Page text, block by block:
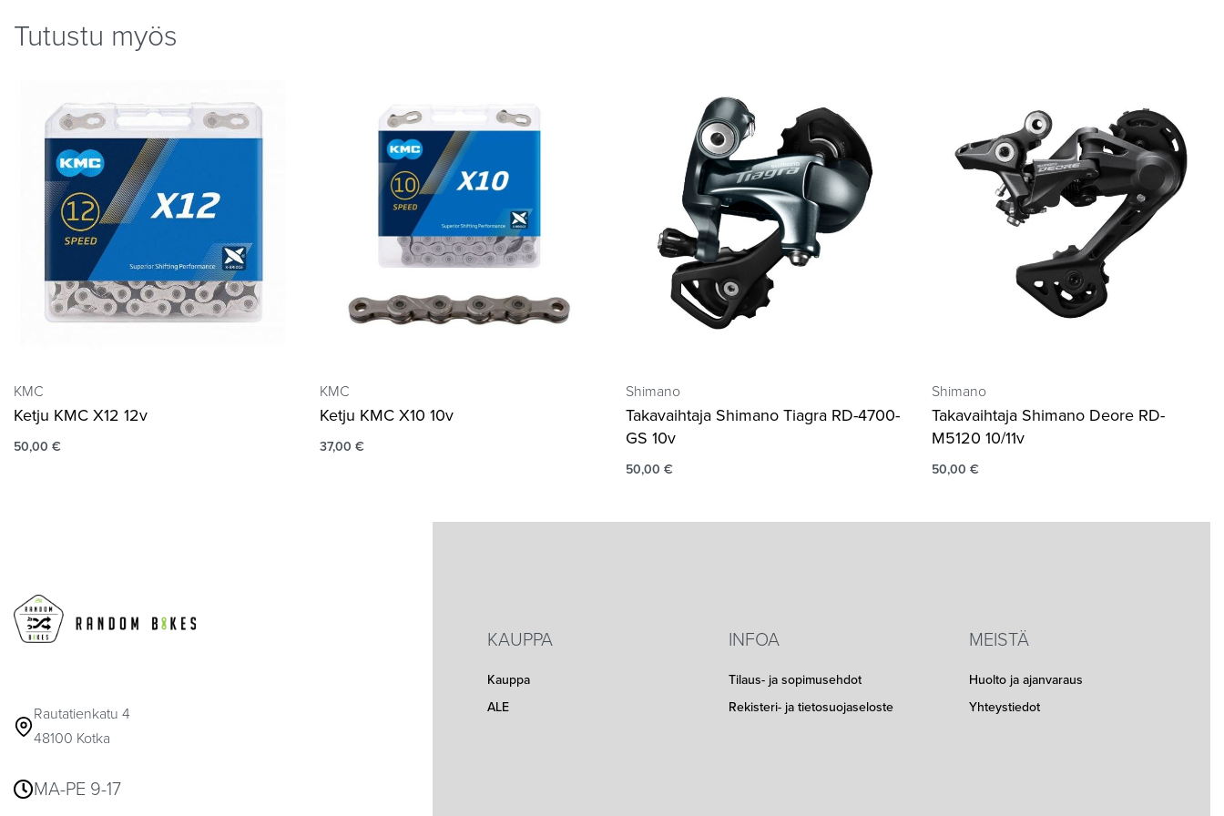
Tutustu myös
KMC
Ketju KMC X12 12v
50,00 €
KMC
Ketju KMC X10 10v
37,00 €
Shimano
Takavaihtaja Shimano Tiagra RD-4700-
GS 10v
50,00 €
Shimano
Takavaihtaja Shimano Deore RD-
M5120 10/11v
50,00 €
Rautatienkatu 4
48100 Kotka
MA-PE 9-17
KAUPPA
Kauppa
ALE
INFOA
Tilaus- ja sopimusehdot
Rekisteri- ja tietosuojaseloste
MEISTÄ
Huolto ja ajanvaraus
Yhteystiedot